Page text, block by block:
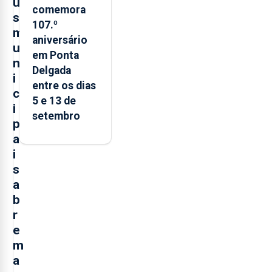
s
m
u
n
i
c
i
p
a
i
s
a
b
r
e
m
a
comemora
107.º
aniversário
em Ponta
Delgada
entre os dias
5 e 13 de
setembro